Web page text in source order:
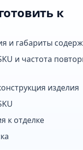
к
и габариты
и частота
изделия
к отделке